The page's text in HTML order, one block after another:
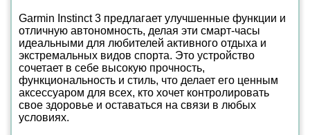
Garmin Instinct 3 предлагает улучшенные функции и
отличную автономность, делая эти смарт-часы
идеальными для любителей активного отдыха и
экстремальных видов спорта. Это устройство
сочетает в себе высокую прочность,
функциональность и стиль, что делает его ценным
аксессуаром для всех, кто хочет контролировать
свое здоровье и оставаться на связи в любых
условиях.